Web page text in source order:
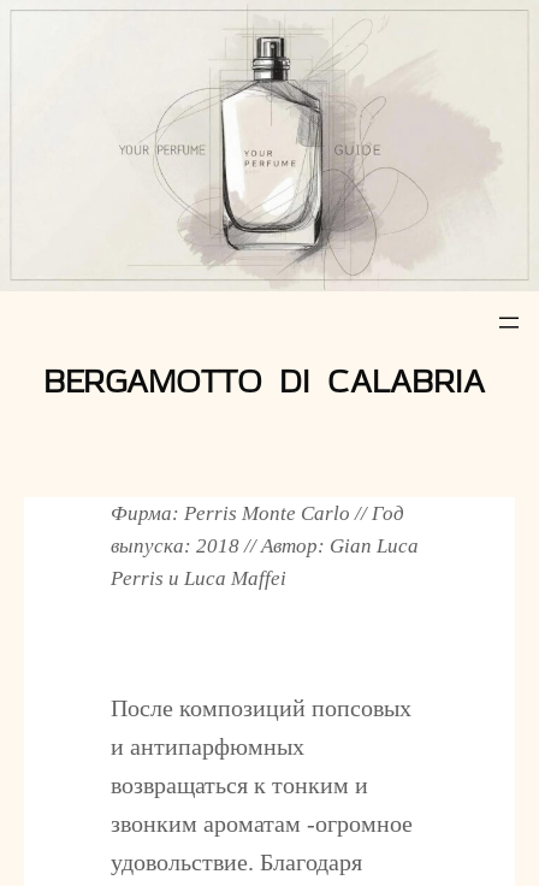
Z
BERGAMOTTO DI CALABRIA
Фирма: Perris Monte Carlo // Год
выпуска: 2018 // Автор: Gian Luca
Perris и Luca Maffei
После композиций попсовых
и антипарфюмных
возвращаться к тонким и
звонким ароматам -огромное
удовольствие. Благодаря